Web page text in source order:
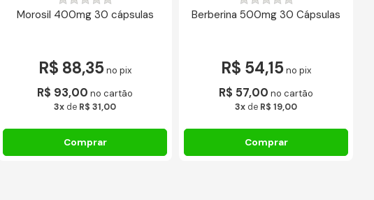
Morosil 400mg 30 cápsulas
R$ 88,35 no pix
R$ 93,00 no cartão
3x de R$ 31,00
Berberina 500mg 30 Cápsulas
R$ 54,15 no pix
R$ 57,00 no cartão
3x de R$ 19,00